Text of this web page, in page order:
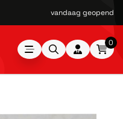
vandaag geopend
0